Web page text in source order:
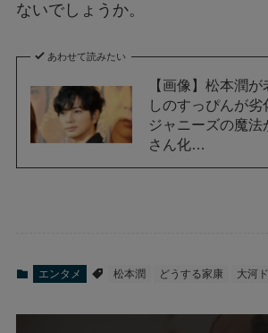
ないでしょうか。
あわせて読みたい
【画像】松本潤
しのすっぴんが劣
ジャニーズの魔法
さん化…
エンタメ 松本潤 どうする家康 大河